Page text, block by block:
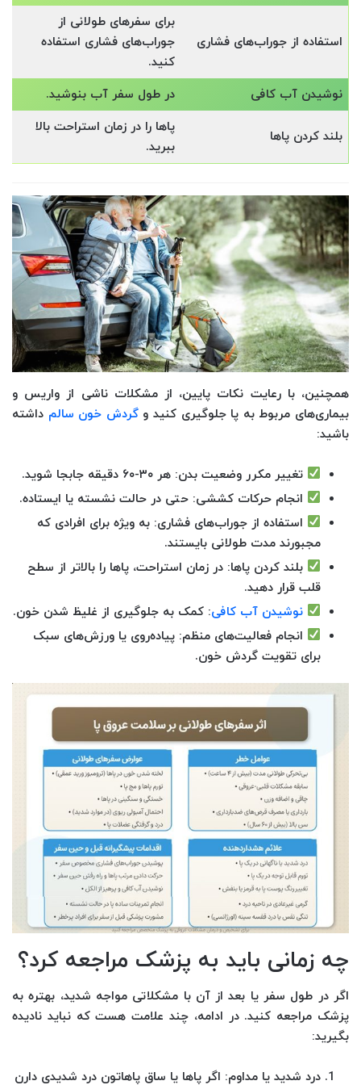
استفاده از جوراب‌های فشاری
برای سفرهای طولانی از
جوراب‌های فشاری استفاده
کنید.
نوشیدن آب کافی
در طول سفر آب بنوشید.
بلند کردن پاها
پاها را در زمان استراحت بالا
ببرید.
همچنین، با رعایت نکات پایین، از مشکلات ناشی از واریس و
بیماری‌های مربوط به پا جلوگیری کنید وگردش خون سالم داشته
باشید:
تغییر مکرر وضعیت بدن: هر ۳۰-۶۰ دقیقه جابجا شوید.
انجام حرکات کششی: حتی در حالت نشسته یا ایستاده.
استفاده از جوراب‌های فشاری: به ویژه برای افرادی که
مجبورند مدت طولانی بایستند.
بلند کردن پاها: در زمان استراحت، پاها را بالاتر از سطح
قلب قرار دهید.
نوشیدن آب کافی: کمک به جلوگیری از غلیظ شدن خون.
انجام فعالیت‌های منظم: پیاده‌روی یا ورزش‌های سبک
برای تقویت گردش خون.
چه زمانی باید به پزشک مراجعه کرد؟
اگر در طول سفر یا بعد از آن با مشکلاتی مواجه شدید، بهتره به
پزشک مراجعه کنید. در ادامه، چند علامت هست که نباید نادیده
بگیرید:
درد شدید یا مداوم: اگر پاها یا ساق پاهاتون درد شدیدی دارن